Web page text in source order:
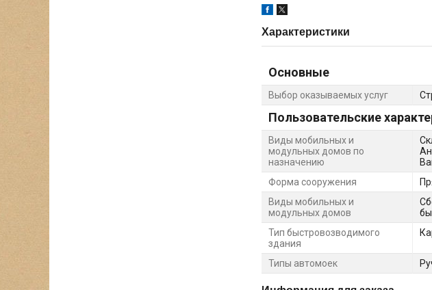
Характеристики
Основные
Выбор оказываемых услуг
Пользовательские
Виды мобильных и
модульных домов по
назначению
Форма сооружения
Виды мобильных и
модульных домов
Тип быстровозводимого
здания
Типы автомоек